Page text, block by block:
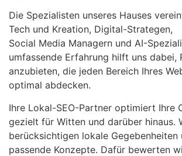
Die Spezialisten unseres Hauses
Tech und Kreation, Digital-Strategen,
Social Media Managern und AI-
umfassende Erfahrung hilft uns dabei,
anzubieten, die jeden Bereich Ihres
optimal abdecken.
Ihre Lokal-SEO-Partner optimiert Ihre
gezielt für Witten und darüber hinaus.
berücksichtigen lokale Gegebenheiten
passende Konzepte. Dafür bewerten